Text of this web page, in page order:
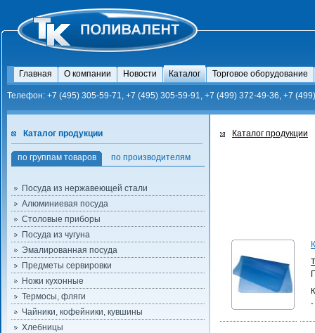
Главная О компании Новости Каталог Торговое оборудование
Телефон: +7 (495) 305-59-71, +7 (495) 305-59-91, +7 (499) 372-49-36, +7
Каталог продукции
по группам товаров по производителям
Посуда из нержавеющей стали
Алюминиевая посуда
Столовые приборы
Посуда из чугуна
Эмалированная посуда
Предметы сервировки
Ножи кухонные
Термосы, фляги
Чайники, кофейники, кувшины
Хлебницы
Каталог продукции
-